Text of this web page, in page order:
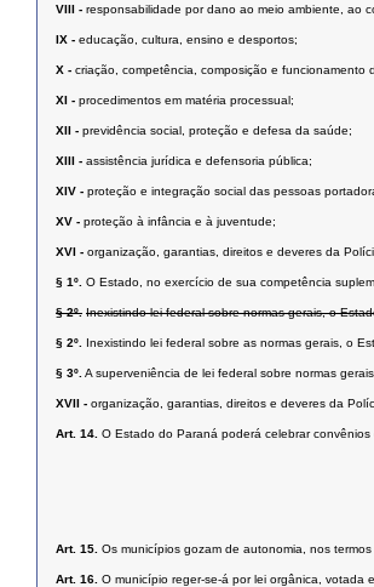
VIII - responsabilidade por dano ao meio ambiente, ao
IX - educação, cultura, ensino e desportos;
X - criação, competência, composição e
XI - procedimentos em matéria processual;
XII - previdência social, proteção e defesa da saúde;
XIII - assistência jurídica e defensoria pública;
XIV - proteção e integração social das pessoas
XV - proteção à infância e à juventude;
XVI - organização, garantias, direitos e deveres da
§ 1º. O Estado, no exercício de sua competência
§ 2º. Inexistindo lei federal sobre normas gerais, o
§ 2º. Inexistindo lei federal sobre as normas gerais, o
§ 3º. A superveniência de lei federal sobre normas
XVII - organização, garantias, direitos e deveres da
Art. 14. O Estado do Paraná poderá celebrar
Art. 15. Os municípios gozam de autonomia, nos
Art. 16. O município reger-se-á por lei orgânica, votada